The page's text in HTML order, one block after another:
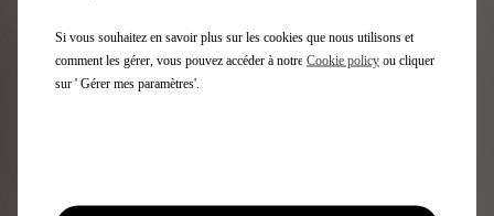
Configurateur DS
Offres pour les particuliers
Recharge et autonomie électrique
Trouvez un point de vente
Si vous souhaitez en savoir plus sur les cookies que nous utilisons et
comment les gérer, vous pouvez accéder à notre Cookie policy ou cliquer
sur ' Gérer mes paramètres'.